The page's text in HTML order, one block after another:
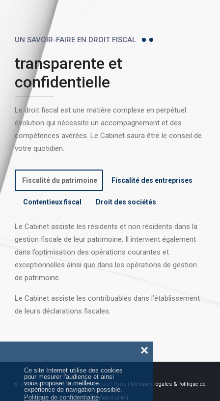
Ce site Internet utilise des cookies
pour mesurer l'audience et ainsi
vous proposer la meilleure
expérience de navigation possible.
Politique de confidentialité
❌
UN SAVOIR-FAIRE EN DROIT FISCAL
transparente et
confidentielle
Le droit fiscal est une matière complexe en perpétuel
évolution qui nécessite un accompagnement et des
compétences avérées. Le Cabinet saura être le conseil de
votre quotidien.
Fiscalité du patrimoine Fiscalité des entreprises
Contentieux fiscal Droit des sociétés
Le Cabinet assiste les résidents et non résidents dans la
gestion fiscale de leur patrimoine. Il intervient également
dans l’optimisation des opérations courantes et
exceptionnelles ainsi que dans les opérations de gestion
de patrimoine.
Le Cabinet assiste les contribuables dans l’établissement
de leurs déclarations fiscales.
© 2026 Tous droits réservés AJ Avocats | Paris | Mentions légales & Politique de
confidentialité |